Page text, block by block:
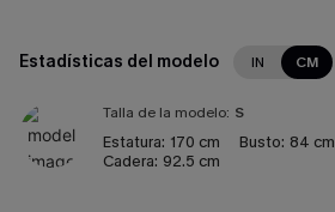
Estadísticas del modelo IN CM
Talla de la modelo: S
Estatura: 170 cm Busto: 84 cm
Cadera: 92.5 cm